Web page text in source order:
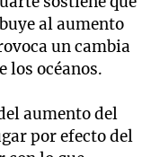
al aumento
un cambia
los océanos.
aumento del
por efecto del